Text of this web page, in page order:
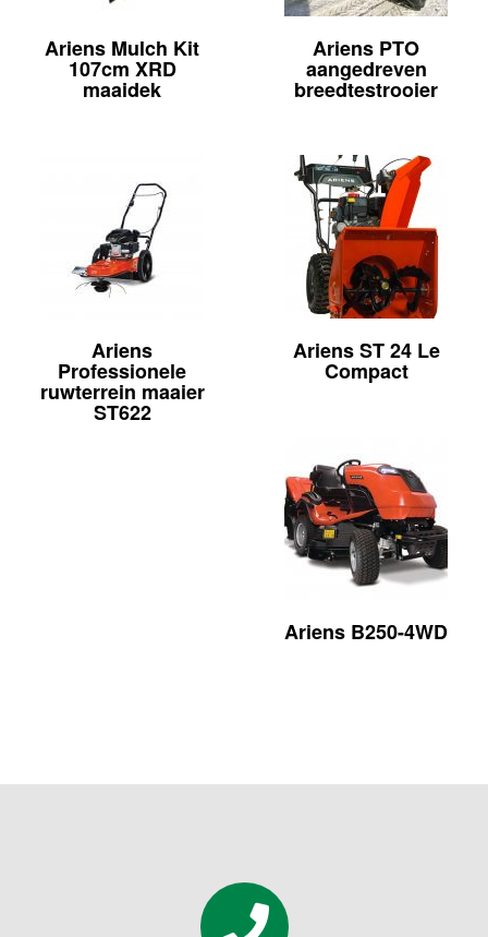
Ariens Mulch Kit
107cm XRD
maaidek
Ariens PTO
aangedreven
breedtestrooier
Ariens
Professionele
ruwterrein maaier
ST622
Ariens ST 24 Le
Compact
Ariens B250-4WD